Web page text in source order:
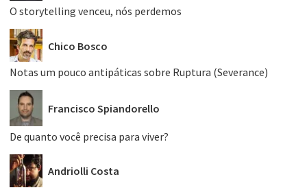
O storytelling venceu, nós perdemos
Chico Bosco
Notas um pouco antipáticas sobre Ruptura (Severance)
Francisco Spiandorello
De quanto você precisa para viver?
Andriolli Costa